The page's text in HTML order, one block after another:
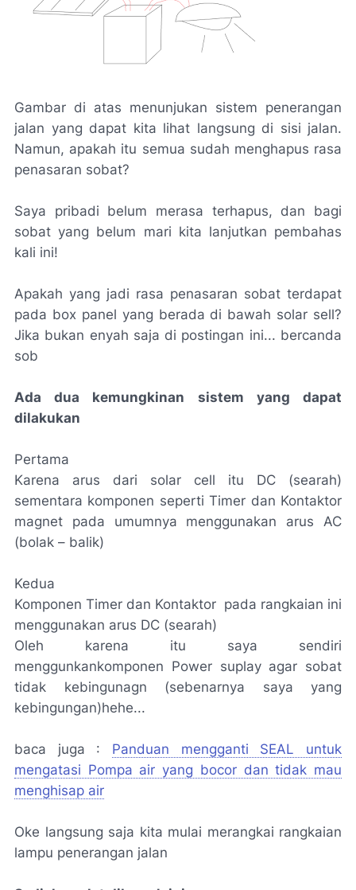
Gambar di atas menunjukan sistem penerangan
jalan yang dapat kita lihat langsung di sisi jalan.
Namun, apakah itu semua sudah menghapus rasa
penasaran sobat?
Saya pribadi belum merasa terhapus, dan bagi
sobat yang belum mari kita lanjutkan pembahas
kali ini!
Apakah yang jadi rasa penasaran sobat terdapat
pada box panel yang berada di bawah solar sell?
Jika bukan enyah saja di postingan ini... bercanda
sob
Ada dua kemungkinan sistem yang dapat
dilakukan
Pertama
Karena arus dari solar cell itu DC (searah)
sementara komponen seperti Timer dan Kontaktor
magnet pada umumnya menggunakan arus AC
(bolak – balik)
Kedua
Komponen Timer dan Kontaktor pada rangkaian ini
menggunakan arus DC (searah)
Oleh karena itu saya sendiri
menggunkankomponen Power suplay agar sobat
tidak kebingunagn (sebenarnya saya yang
kebingungan)hehe...
baca juga : Panduan mengganti SEAL untuk
mengatasi Pompa air yang bocor dan tidak mau
menghisap air
Oke langsung saja kita mulai merangkai rangkaian
lampu penerangan jalan